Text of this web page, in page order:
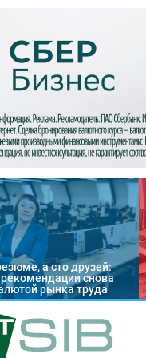
а сто друзей:
снова
рынка труда